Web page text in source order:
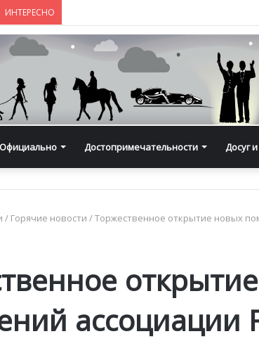
ИНТЕРЕСНО
Официально Достопримечательности Досуг
/ Горячие новости /Торжественное открытие новых
ассоциации